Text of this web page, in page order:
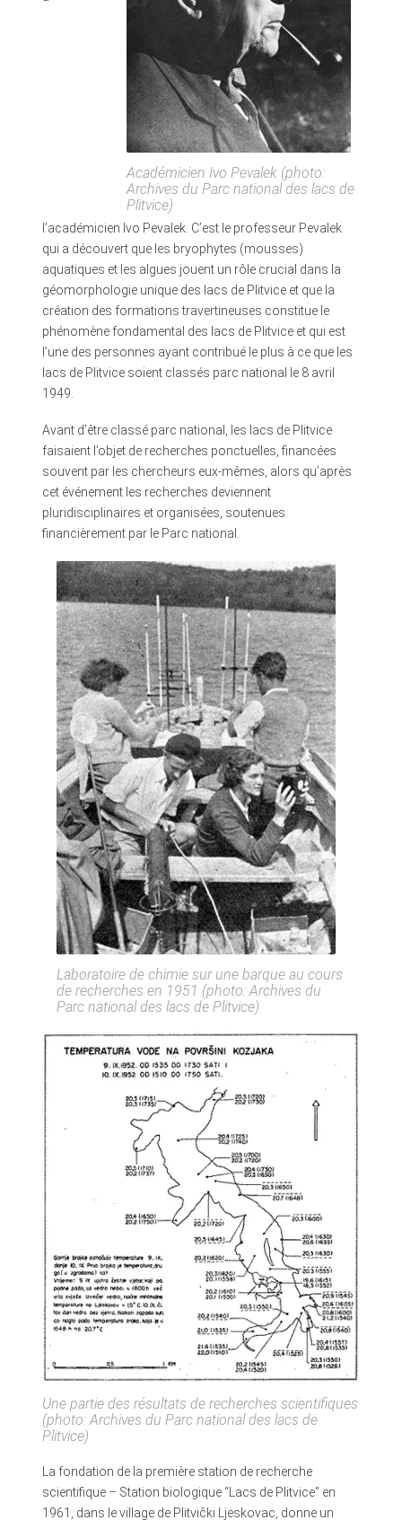
Académicien Ivo Pevalek (photo:
Archives du Parc national des lacs de
Plitvice)
l’académicien Ivo Pevalek. C’est le professeur Pevalek
qui a découvert que les bryophytes (mousses)
aquatiques et les algues jouent un rôle crucial dans la
géomorphologie unique des lacs de Plitvice et que la
création des formations travertineuses constitue le
phénomène fondamental des lacs de Plitvice et qui est
l’une des personnes ayant contribué le plus à ce que les
lacs de Plitvice soient classés parc national le 8 avril
1949.
Avant d’être classé parc national, les lacs de Plitvice
faisaient l’objet de recherches ponctuelles, financées
souvent par les chercheurs eux-mêmes, alors qu’après
cet événement les recherches deviennent
pluridisciplinaires et organisées, soutenues
financièrement par le Parc national.
Laboratoire de chimie sur une barque au cours
de recherches en 1951 (photo: Archives du
Parc national des lacs de Plitvice)
Une partie des résultats de recherches scientifiques
(photo: Archives du Parc national des lacs de
Plitvice)
La fondation de la première station de recherche
scientifique – Station biologique “Lacs de Plitvice” en
1961, dans le village de Plitvički Ljeskovac, donne un